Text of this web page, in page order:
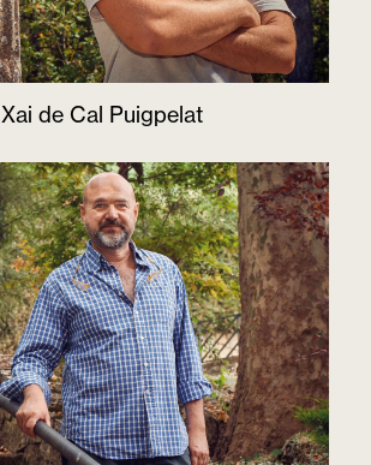
Xai de Cal Puigpelat